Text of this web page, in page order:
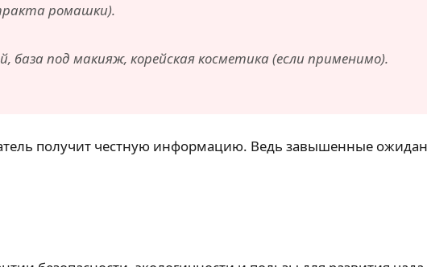
ромашки).
под макияж, корейская косметика (если применимо).
получит честную информацию. Ведь завышенные